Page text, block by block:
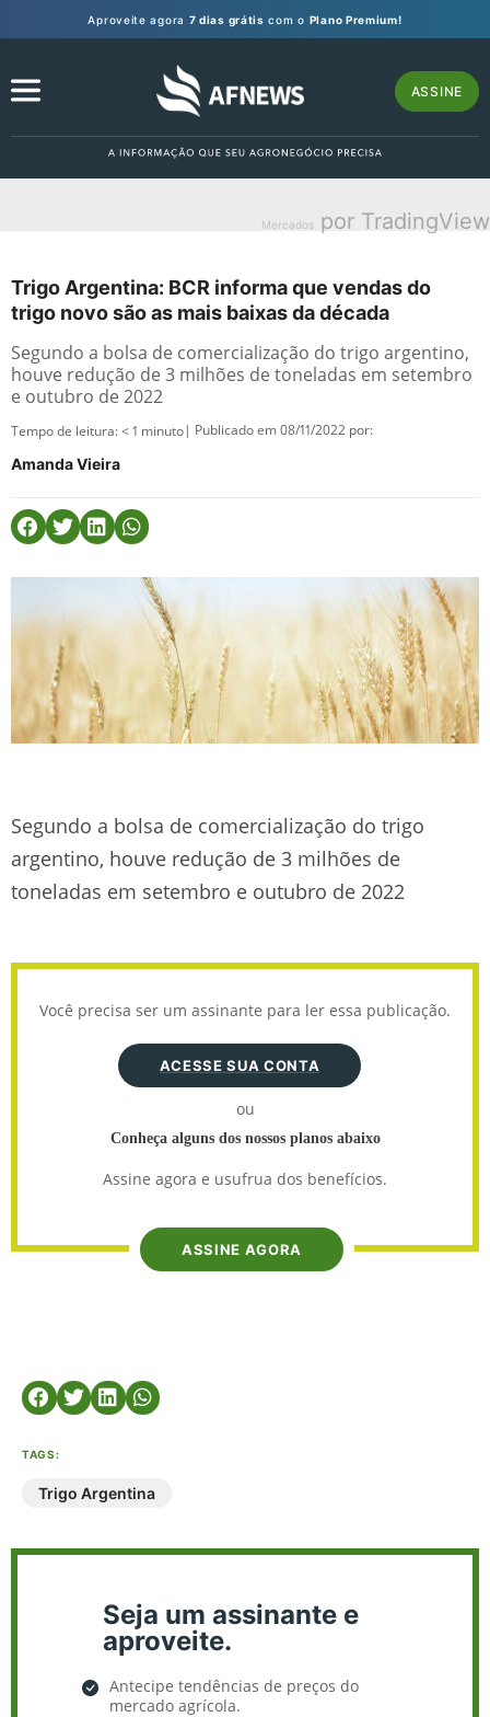
Aproveite agora 7 dias grátis com o Plano Premium!
ASSINE
Mercados por TradingView
Trigo Argentina: BCR informa que vendas do
trigo novo são as mais baixas da década
Segundo a bolsa de comercialização do trigo argentino,
houve redução de 3 milhões de toneladas em setembro
e outubro de 2022
Tempo de leitura:< 1 minuto| Publicado em 08/11/2022 por:
Amanda Vieira
Segundo a bolsa de comercialização do trigo
argentino, houve redução de 3 milhões de
toneladas em setembro e outubro de 2022
Você precisa ser um assinante para ler essa publicação.
ACESSE SUA CONTA
ou
Conheça alguns dos nossos planos abaixo
Assine agora e usufrua dos benefícios.
ASSINE AGORA
TAGS:
Trigo Argentina
Seja um assinante e
aproveite.
Antecipe tendências de preços do
mercado agrícola.